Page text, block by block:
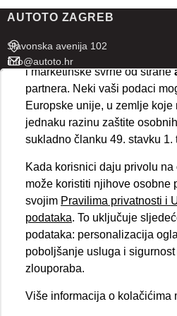
AUTOTO ZAGREB
Slavonska avenija 102
info@autoto.hr
Pon - Pet 07:30-18:00
Sub 08:00-13:00
AUTOTO SPLIT
info@autoto.hr
Pon - Pet 08:00-17:00
Sub 08:00-13:00
BRZI LINKOVI
Novosti
Politika privatnosti
ispravno funkcioniranje
kolačića na vaš uređaj i
i marketinške svrhe od strane
partnera. Neki vaši podaci
Europske unije, u zemlje koje
jednaku razinu zaštite
sukladno članku 49. stavku 1.
Kada korisnici daju privolu
može koristiti njihove osobne
svojim Pravilima privatnosti i
podataka. To uključuje
podataka: personalizacija
poboljšanje usluga i sigurnost
zlouporaba.
Više informacija o kolačićima